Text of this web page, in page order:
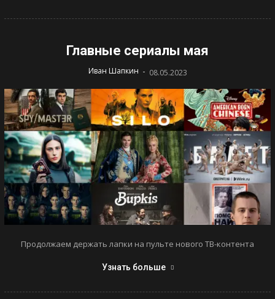
Главные сериалы мая
Иван Шапкин - 08.05.2023
Продолжаем держать лапки на пульте нового ТВ-контента
Узнать больше